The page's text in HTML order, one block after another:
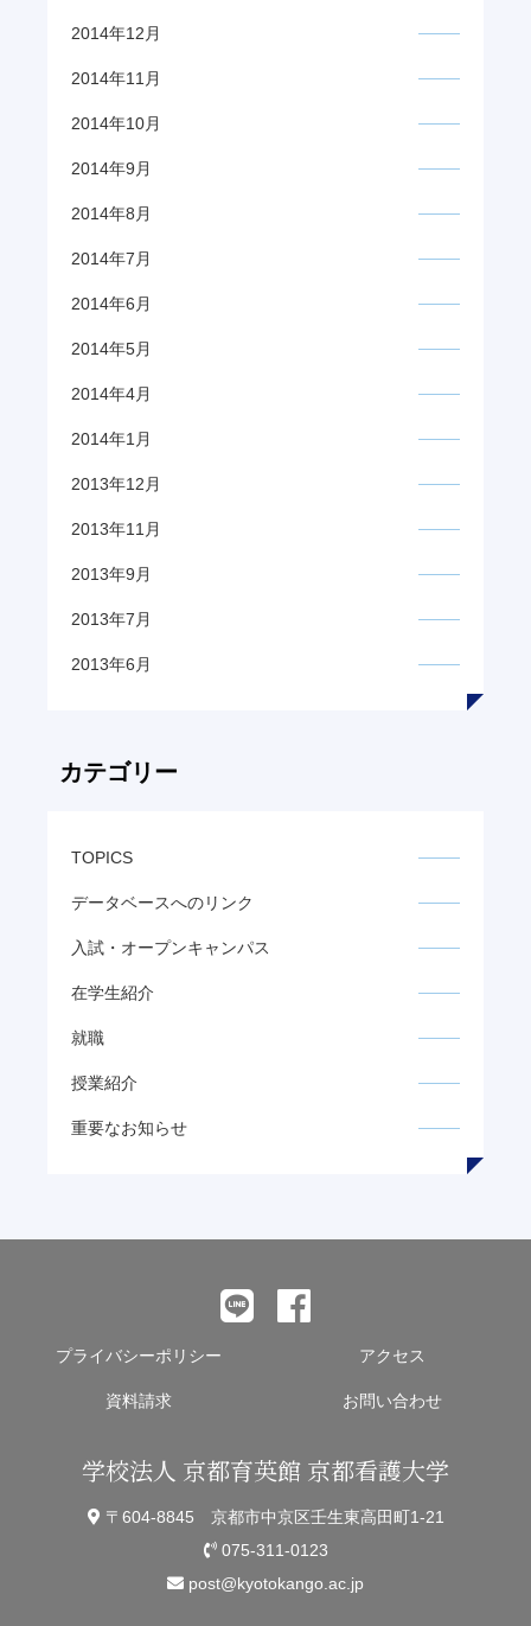
2014年12月
2014年11月
2014年10月
2014年9月
2014年8月
2014年7月
2014年6月
2014年5月
2014年4月
2014年1月
2013年12月
2013年11月
2013年9月
2013年7月
2013年6月
カテゴリー
TOPICS
データベースへのリンク
入試・オープンキャンパス
在学生紹介
就職
授業紹介
重要なお知らせ
プライバシーポリシー アクセス
資料請求 お問い合わせ
学校法人 京都育英館 京都看護大学
〒604-8845 京都市中京区壬生東高田町1-21
075-311-0123
post@kyotokango.ac.jp